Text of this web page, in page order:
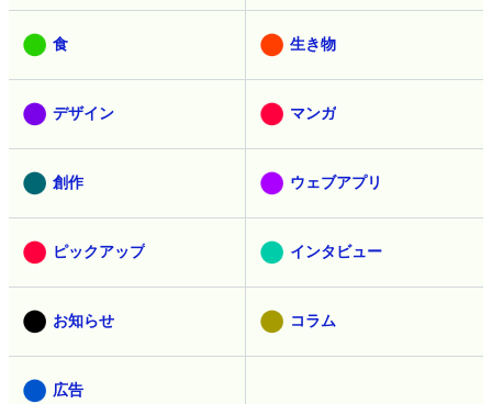
食 生き物
デザイン マンガ
創作 ウェブアプリ
ピックアップ インタビュー
お知らせ コラム
広告